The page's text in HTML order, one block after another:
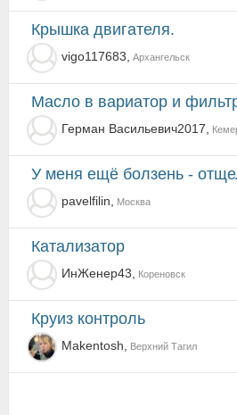
Крышка двигателя.
vigo117683, Архангельск
Масло в вариатор и
Герман Васильевич2017,
У меня ещё болзень - отщелкиваются грязевики-
pavelfilin, Москва
Катализатор
ИнЖенер43, Кореновск
Круиз контроль
Makentosh, Верхний Тагил